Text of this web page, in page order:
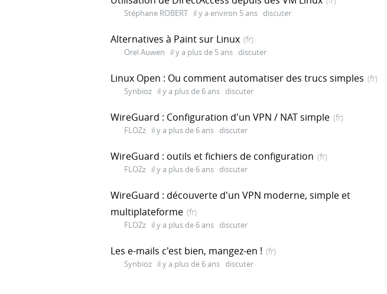
Stéphane ROBERT il y a environ 5 ans discuter
Alternatives à Paint sur Linux (fr)
Orel Auwen il y a plus de 5 ans discuter
Linux Open : Ou comment automatiser des trucs simples (fr)
Synbioz il y a plus de 6 ans discuter
WireGuard : Configuration d'un VPN / NAT simple (fr)
FLOZz il y a plus de 6 ans discuter
WireGuard : outils et fichiers de configuration (fr)
FLOZz il y a plus de 6 ans discuter
WireGuard : découverte d'un VPN moderne, simple et
multiplateforme (fr)
FLOZz il y a plus de 6 ans discuter
Les e-mails c'est bien, mangez-en ! (fr)
Synbioz il y a plus de 6 ans discuter